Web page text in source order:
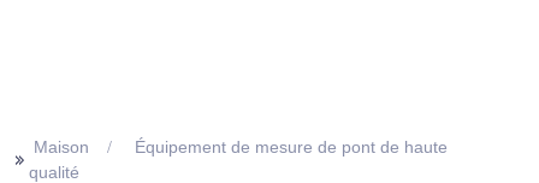
>> Maison
Équipement de mesure de pont de haute
qualité